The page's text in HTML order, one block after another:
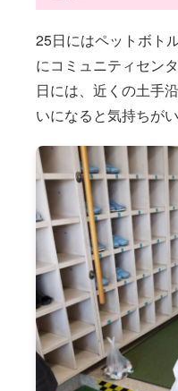
25日にはペットボト
にコミュニティセン
日には、近くの土手
いになると気持ちが